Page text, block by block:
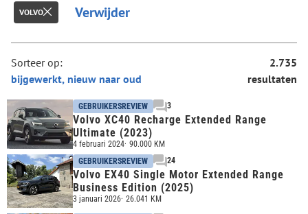
VOLVO Verwijder
Sorteer op:
2.735
resultaten
GEBRUIKERSREVIEW 3
Volvo XC40 Recharge Extended Range
Ultimate (2023)
4 februari 2024 90.000 KM
GEBRUIKERSREVIEW
24
Volvo EX40 Single Motor Extended Range
Business Edition (2025)
3 januari 2026 26.041 KM